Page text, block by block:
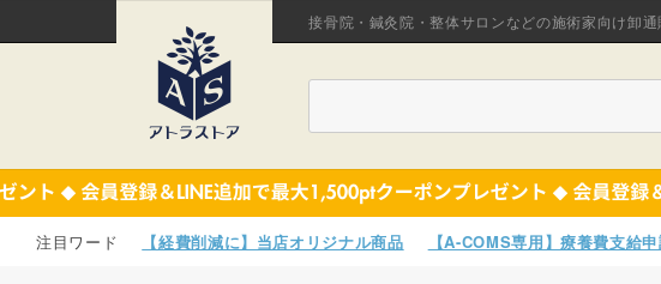
接骨院・鍼灸院・整体サロンなどの施術家向け卸通
【経費削減に】当店オリジナル商品 【A-COMS専用】療養費支給